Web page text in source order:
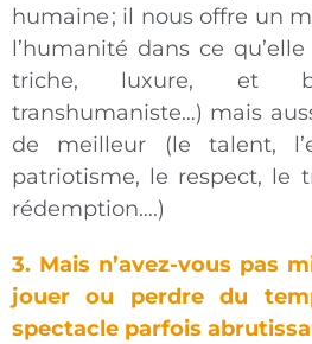
humaine ; il nous offre un
l’humanité dans ce
triche, luxure, et
transhumaniste…) mais
de meilleur (le talent,
patriotisme, le respect, le
rédemption….)
3. Mais n’avez-vous pas
jouer ou perdre du
spectacle parfois